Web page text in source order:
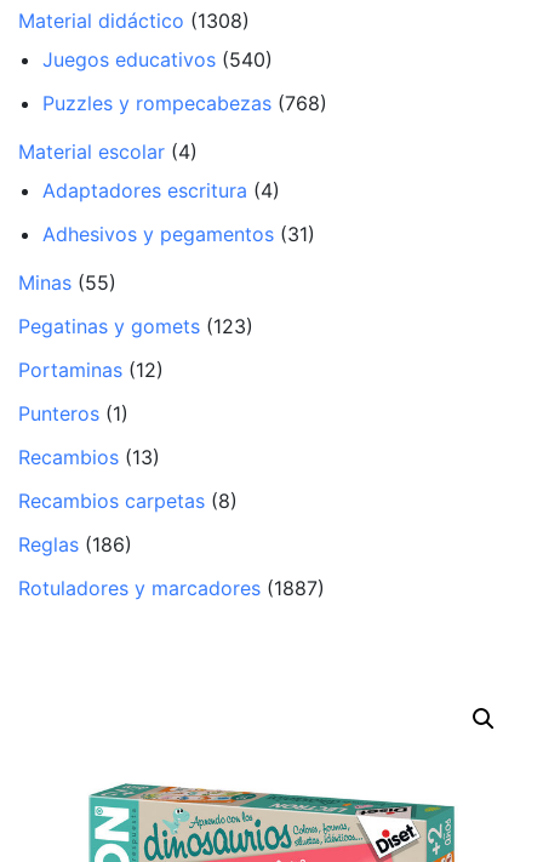
Material didáctico (1308)
Juegos educativos (540)
Puzzles y rompecabezas (768)
Material escolar (4)
Adaptadores escritura (4)
Adhesivos y pegamentos (31)
Minas (55)
Pegatinas y gomets (123)
Portaminas (12)
Punteros (1)
Recambios (13)
Recambios carpetas (8)
Reglas (186)
Rotuladores y marcadores (1887)